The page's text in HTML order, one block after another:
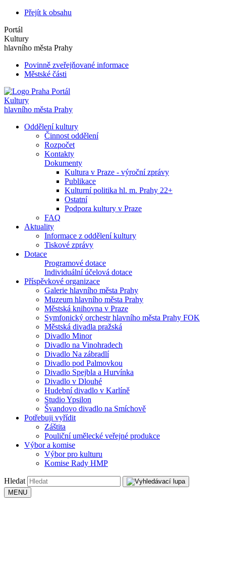
Přejít k obsahu
Portál
Kultury
hlavního města Prahy
Povinně zveřejňované informace
Městské části
Portál
Kultury
hlavního města Prahy
Oddělení kultury
Činnost oddělení
Rozpočet
Kontakty
Dokumenty
Kultura v Praze - výroční zprávy
Publikace
Kulturní politika hl. m. Prahy 22+
Ostatní
Podpora kultury v Praze
FAQ
Aktuality
Informace z oddělení kultury
Tiskové zprávy
Dotace
Programové dotace
Individuální účelová dotace
Příspěvkové organizace
Galerie hlavního města Prahy
Muzeum hlavního města Prahy
Městská knihovna v Praze
Symfonický orchestr hlavního města Prahy FOK
Městská divadla pražská
Divadlo Minor
Divadlo na Vinohradech
Divadlo Na zábradlí
Divadlo pod Palmovkou
Divadlo Spejbla a Hurvínka
Divadlo v Dlouhé
Hudební divadlo v Karlíně
Studio Ypsilon
Švandovo divadlo na Smíchově
Potřebuji vyřídit
Záštita
Pouliční umělecké veřejné produkce
Výbor a komise
Výbor pro kulturu
Komise Rady HMP
Hledat
MENU